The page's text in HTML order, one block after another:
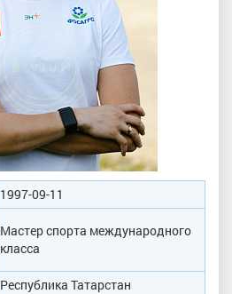
1997-09-11
Мастер спорта международного
класса
Республика Татарстан